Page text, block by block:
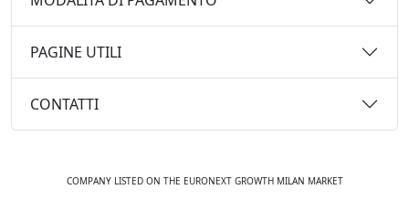
PAGINE UTILI
CONTATTI
COMPANY LISTED ON THE EURONEXT GROWTH MILAN MARKET